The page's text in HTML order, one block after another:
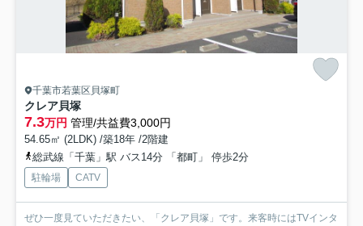
千葉市若葉区貝塚町
クレア貝塚
7.3万円 管理/共益費3,000円
54.65㎡ (2LDK) /築18年 /2階建
総武線「千葉」駅 バス14分 「都町」 停歩2分
駐輪場 CATV
ぜひ一度見ていただきたい、「クレア貝塚」です。来客時にはTVインタ